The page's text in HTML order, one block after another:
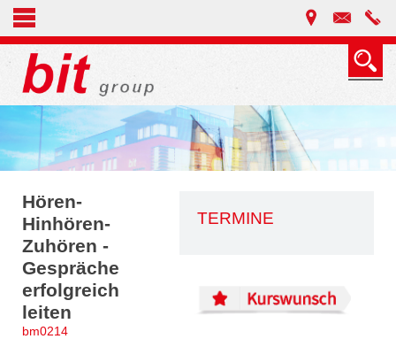
TERMINE
Hören-
Hinhören-
Zuhören -
Gespräche
erfolgreich
leiten
bm0214